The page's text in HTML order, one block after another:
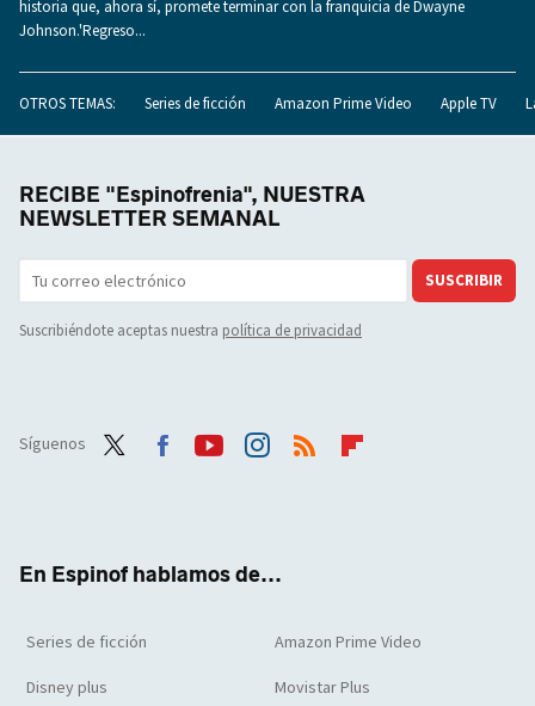
historia que, ahora sí, promete terminar con la franquicia de Dwayne
Johnson.'Regreso...
OTROS TEMAS: Series de ficción Amazon Prime Video Apple TV
RECIBE "Espinofrenia", NUESTRA
NEWSLETTER SEMANAL
SUSCRIBIR
Suscribiéndote aceptas nuestra política de privacidad
Síguenos
En Espinof hablamos de...
Series de ficción Amazon Prime Video
Disney plus Movistar Plus